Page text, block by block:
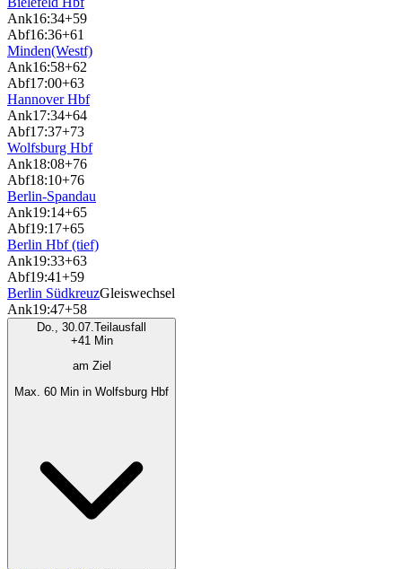
Ank16:34+59
Abf16:36+61
Minden(Westf)
Ank16:58+62
Abf17:00+63
Hannover Hbf
Ank17:34+64
Abf17:37+73
Wolfsburg Hbf
Ank18:08+76
Abf18:10+76
Berlin-Spandau
Ank19:14+65
Abf19:17+65
Berlin Hbf (tief)
Ank19:33+63
Abf19:41+59
Berlin SüdkreuzGleiswechsel
Ank19:47+58
Do., 30.07.Teilausfall
+41 Min
am Ziel
Max. 60 Min in Wolfsburg Hbf